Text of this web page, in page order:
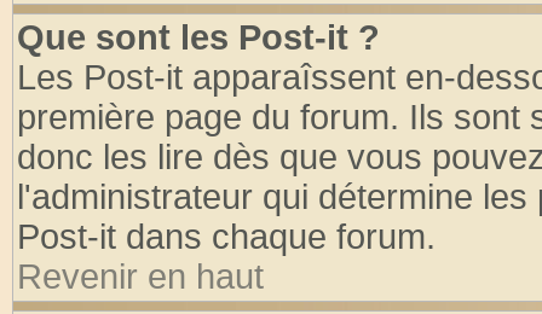
Que sont les Post-it ?
Les Post-it apparaîssent en-
première page du forum. Ils
donc les lire dès que vous
l'administrateur qui détermine
Post-it dans chaque forum.
Revenir en haut